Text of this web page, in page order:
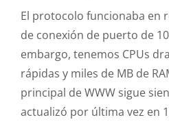
El protocolo funcionaba en
de conexión de puerto de
embargo, tenemos CPUs
rápidas y miles de MB de
principal de WWW sigue
actualizó por última vez en